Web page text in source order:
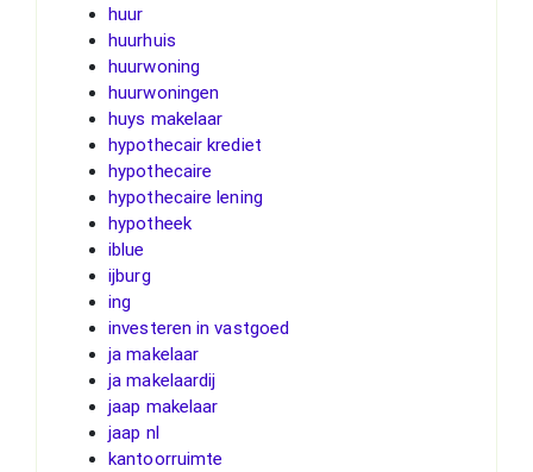
huur
huurhuis
huurwoning
huurwoningen
huys makelaar
hypothecair krediet
hypothecaire
hypothecaire lening
hypotheek
iblue
ijburg
ing
investeren in vastgoed
ja makelaar
ja makelaardij
jaap makelaar
jaap nl
kantoorruimte